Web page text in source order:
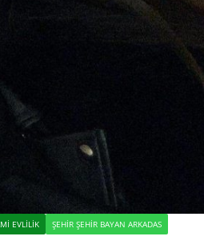
EVLILIK ŞEHIR ŞEHIR BAYAN ARKADAS